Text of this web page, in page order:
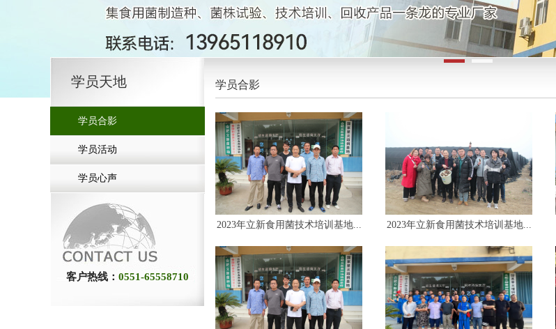
学员天地
学员合影
学员活动
学员心声
客户热线： 0551-65558710
学员合影
2023年立新食用菌技术培训基地... 2023年立新食用菌技术培训基地...